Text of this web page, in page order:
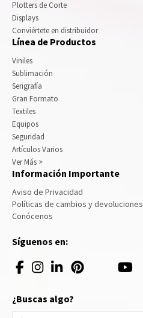
Plotters de Corte
Displays
Conviértete en distribuidor
Línea de Productos
Viniles
Sublimación
Serigrafía
Gran Formato
Textiles
Equipos
Seguridad
Artículos Varios
Ver Más >
Información Importante
Aviso de Privacidad
Políticas de cambios y devoluciones
Conócenos
Síguenos en:
¿Buscas algo?